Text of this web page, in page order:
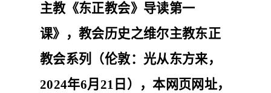
主教《东正教会》导读第一
课》，教会历史之维尔主教东正
教会系列（伦敦：光从东方来，
2024年6月21日），本网页网址，